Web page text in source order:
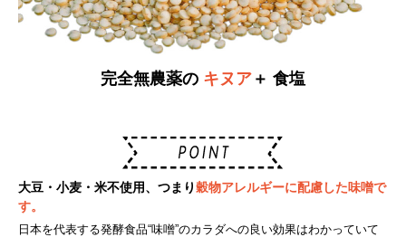
完全無農薬の キヌア ＋ 食塩
大豆・小麦・米不使用、つまり穀物アレルギーに配慮した味噌で
す。
日本を代表する発酵食品“味噌”のカラダへの良い効果はわかっていて